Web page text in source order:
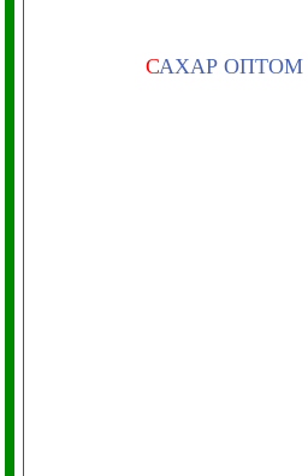
САХАР ОПТОМ